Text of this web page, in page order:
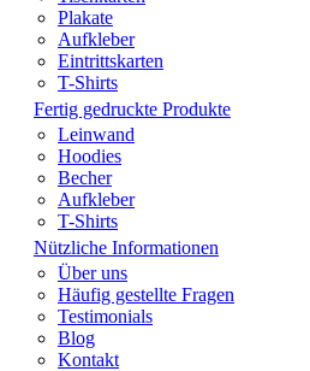
Plakate
Aufkleber
Eintrittskarten
T-Shirts
Fertig gedruckte Produkte
Leinwand
Hoodies
Becher
Aufkleber
T-Shirts
Nützliche Informationen
Über uns
Häufig gestellte Fragen
Testimonials
Blog
Kontakt